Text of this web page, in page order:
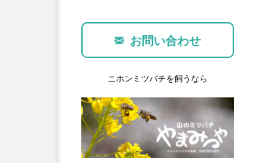
お問い合わせ
ニホンミツバチを飼うなら